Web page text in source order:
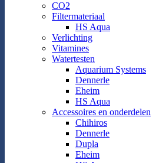
CO2
Filtermateriaal
HS Aqua
Verlichting
Vitamines
Watertesten
Aquarium Systems
Dennerle
Eheim
HS Aqua
Accessoires en onderdelen
Chihiros
Dennerle
Dupla
Eheim